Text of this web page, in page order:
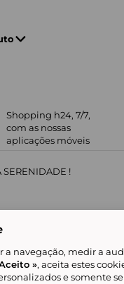
Shopping h24, 7/7,
com as nossas
aplicações móveis
SERENIDADE !
navegação, medir a
», aceita estes
e somente